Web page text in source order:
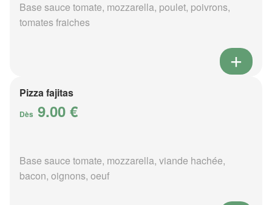
Base sauce tomate, mozzarella, poulet, poivrons,
tomates fraiches
Pizza fajitas
Dès 9.00 €
Base sauce tomate, mozzarella, viande hachée,
bacon, oignons, oeuf